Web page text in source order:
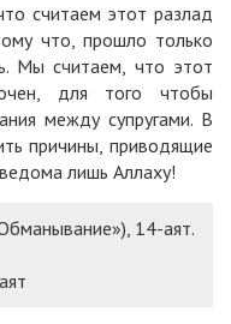
считаем этот разлад
что, прошло только
Мы считаем, что этот
для того чтобы
между супругами. В
причины, приводящие
лишь Аллаху!
14-аят.